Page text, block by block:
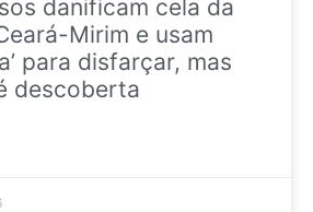
danificam cela da
Mirim e usam
para disfarçar, mas
descoberta